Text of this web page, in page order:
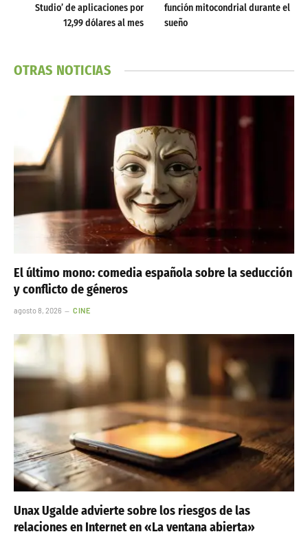
Studio’ de aplicaciones por
12,99 dólares al mes
función mitocondrial durante el
sueño
OTRAS NOTICIAS
El último mono: comedia española sobre la seducción
y conflicto de géneros
agosto 8, 2026 CINE
Unax Ugalde advierte sobre los riesgos de las
relaciones en Internet en «La ventana abierta»